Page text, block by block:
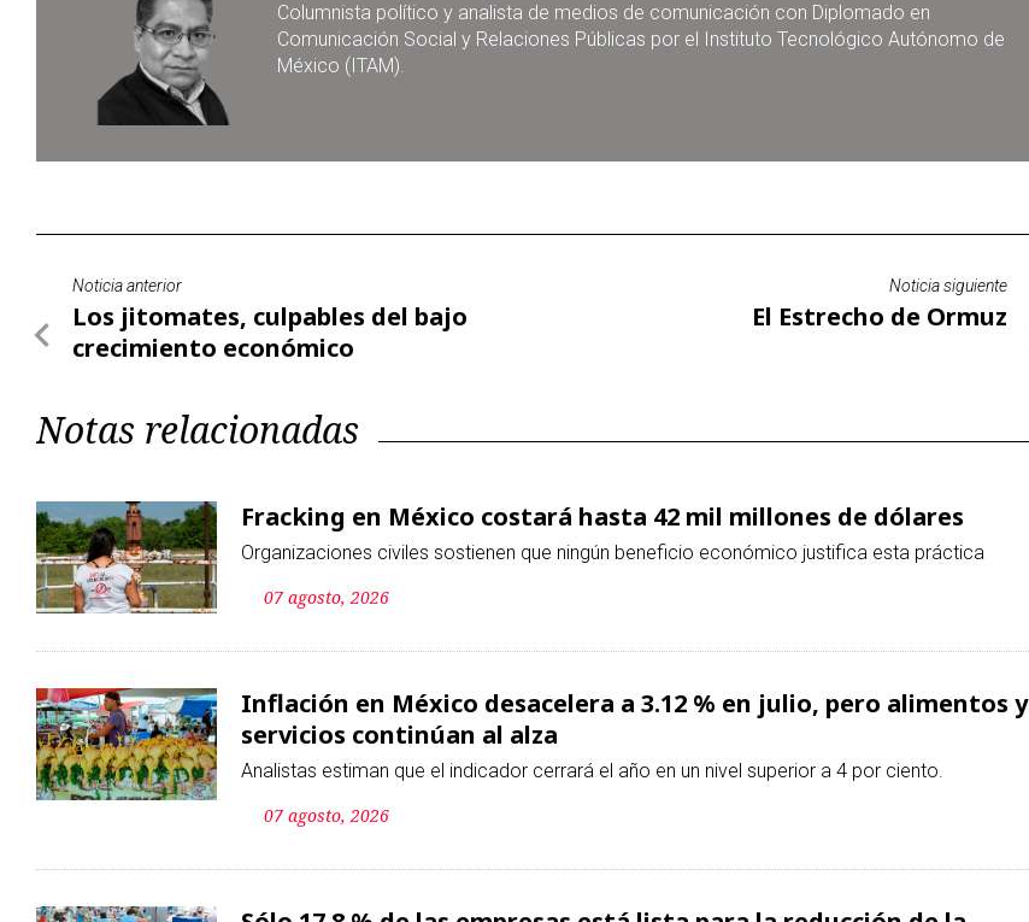
Columnista político y analista de medios de comunicación con Diplomado en
Comunicación Social y Relaciones Públicas por el Instituto Tecnológico Autónomo de
México (ITAM).
Noticia anterior
Los jitomates, culpables del bajo
crecimiento económico
Noticia siguiente
El Estrecho de Ormuz
Notas relacionadas
Fracking en México costará hasta 42 mil millones de dólares
Organizaciones civiles sostienen que ningún beneficio económico justifica esta práctica
07 agosto, 2026
Inflación en México desacelera a 3.12 % en julio, pero alimentos y
servicios continúan al alza
Analistas estiman que el indicador cerrará el año en un nivel superior a 4 por ciento.
07 agosto, 2026